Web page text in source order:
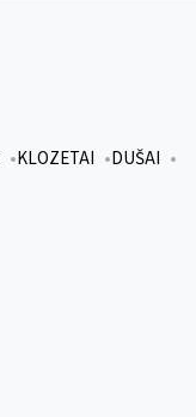
KLOZETAI
DUŠAI